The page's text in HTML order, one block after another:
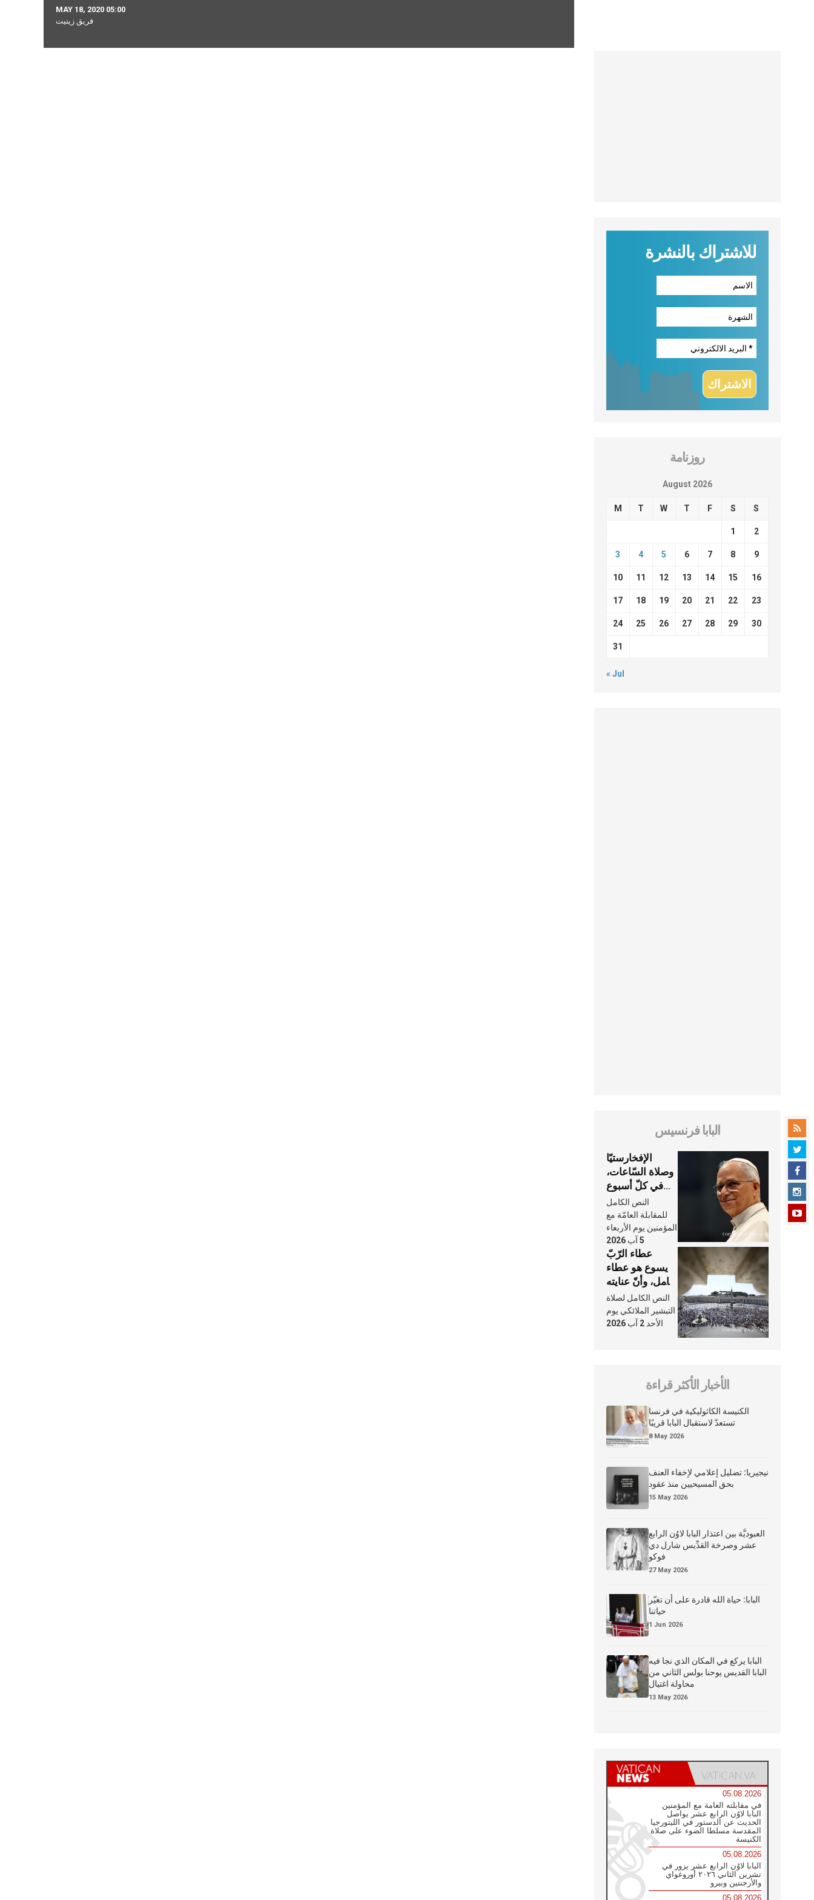
MAY 18, 2020 05:00
فريق زينيت
للاشتراك بالنشرة
روزنامة
August 2026
M T W T F S S
1 2
3 4 5 6 7 8 9
10 11 12 13 14 15 16
17 18 19 20 21 22 23
24 25 26 27 28 29 30
31
« Jul
البابا فرنسيس
الإفخارستيّا
وصلاة السّاعات،
في كلّ أسبوع
وكلّ يوم، هما
النَّفَس في حياة
الكنيسة
النص الكامل
للمقابلة العامّة مع
المؤمنين يوم الأربعاء
5 آب 2026
عطاء الرّبّ
يسوع هو عطاء
شامل، وأنّ عنايته
بنا لا تغيب عنّا
أبدًا
النص الكامل لصلاة
التبشير الملائكي يوم
الأحد 2 آب 2026
الأخبار الأكثر قراءة
الكنيسة الكاثوليكية في فرنسا
تستعدّ لاستقبال البابا قريبًا
8 May 2026
نيجيريا: تضليل إعلامي لإخفاء العنف
بحق المسيحيين منذ عقود
15 May 2026
العبوديَّة بين اعتذار البابا لاوُن الرابع
عشر وصرخة القدِّيس شارل دي
فوكو
27 May 2026
البابا: حياة الله قادرة على أن تغيّر
حياتنا
1 Jun 2026
البابا يركع في المكان الذي نجا فيه
البابا القديس يوحنا بولس الثاني من
محاولة اغتيال
13 May 2026
05.08.2026
في مقابلته العامة مع المؤمنين
البابا لاوُن الرابع عشر يواصل
الحديث عن الدستور في الليتورجيا
المقدسة مسلطا الضوء على صلاة
الكنيسة
05.08.2026
البابا لاوُن الرابع عشر يزور في
تشرين الثاني ٢٠٢٦ أوروغواي
والأرجنتين وبيرو
05.08.2026